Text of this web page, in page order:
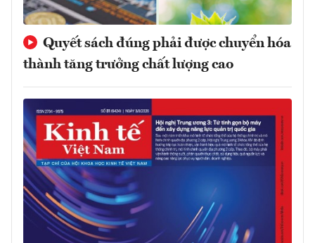
Quyết sách đúng phải được chuyển hóa
thành tăng trưởng chất lượng cao